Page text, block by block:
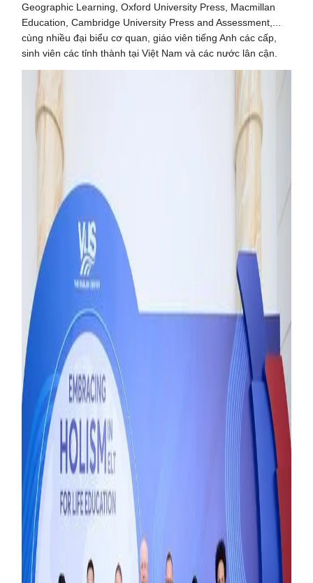
Geographic Learning, Oxford University Press, Macmillan
Education, Cambridge University Press and Assessment,...
cùng nhiều đại biểu cơ quan, giáo viên tiếng Anh các cấp,
sinh viên các tỉnh thành tại Việt Nam và các nước lân cận.